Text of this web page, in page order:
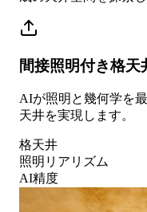
間接照明付き格天
AIが照明と幾何学を
天井を実現します。
格天井
照明リアリズム
AI精度